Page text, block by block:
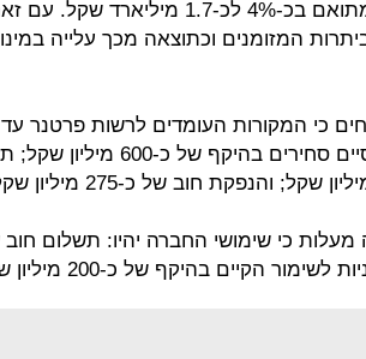
את החוב המתואם בכ-4% לכ-1.7
ונכסים פיננסיים סחירים
הקיים בהיקף של כ-200 מיליון שקל.